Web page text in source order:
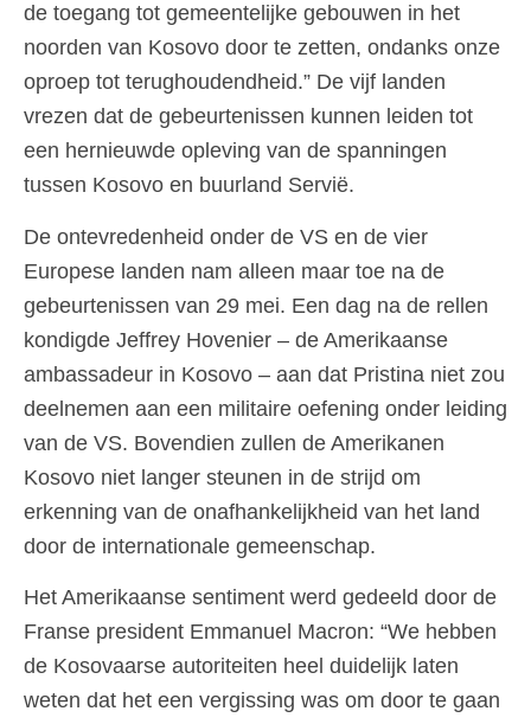
de toegang tot gemeentelijke gebouwen in het
noorden van Kosovo door te zetten, ondanks onze
oproep tot terughoudendheid.” De vijf landen
vrezen dat de gebeurtenissen kunnen leiden tot
een hernieuwde opleving van de spanningen
tussen Kosovo en buurland Servië.
De ontevredenheid onder de VS en de vier
Europese landen nam alleen maar toe na de
gebeurtenissen van 29 mei. Een dag na de rellen
kondigde Jeffrey Hovenier – de Amerikaanse
ambassadeur in Kosovo – aan dat Pristina niet zou
deelnemen aan een militaire oefening onder leiding
van de VS. Bovendien zullen de Amerikanen
Kosovo niet langer steunen in de strijd om
erkenning van de onafhankelijkheid van het land
door de internationale gemeenschap.
Het Amerikaanse sentiment werd gedeeld door de
Franse president Emmanuel Macron: “We hebben
de Kosovaarse autoriteiten heel duidelijk laten
weten dat het een vergissing was om door te gaan